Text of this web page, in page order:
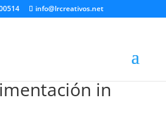
info@lrcreativos.net
in